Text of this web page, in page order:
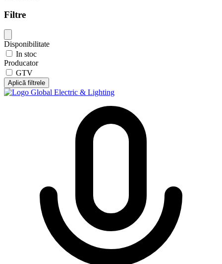
Filtre
Disponibilitate
In stoc
Producator
GTV
Aplică filtrele